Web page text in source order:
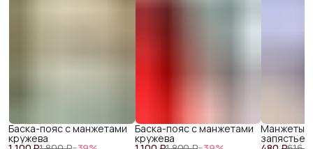
Баска-пояс с манжетами
кружева
Баска-пояс с манжетами
кружева
Манжеты
запястье